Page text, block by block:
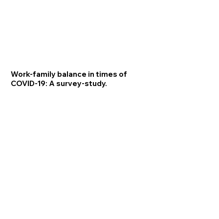
Work-family balance in times of
COVID-19: A survey-study.